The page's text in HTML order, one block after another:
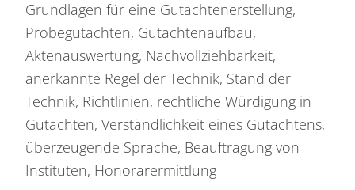
Grundlagen für eine Gutachtenerstellung,
Probegutachten, Gutachtenaufbau,
Aktenauswertung, Nachvollziehbarkeit,
anerkannte Regel der Technik, Stand der
Technik, Richtlinien, rechtliche Würdigung in
Gutachten, Verständlichkeit eines Gutachtens,
überzeugende Sprache, Beauftragung von
Instituten, Honorarermittlung